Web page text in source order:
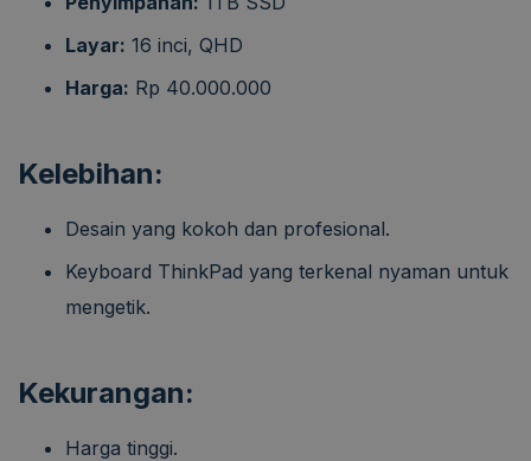
Layar: 16 inci, QHD
Harga: Rp 40.000.000
Kelebihan:
Desain yang kokoh dan profesional.
Keyboard ThinkPad yang terkenal nyaman untuk
mengetik.
Kekurangan:
Harga tinggi.